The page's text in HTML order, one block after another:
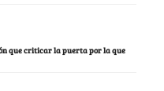
que criticar la puerta por la que